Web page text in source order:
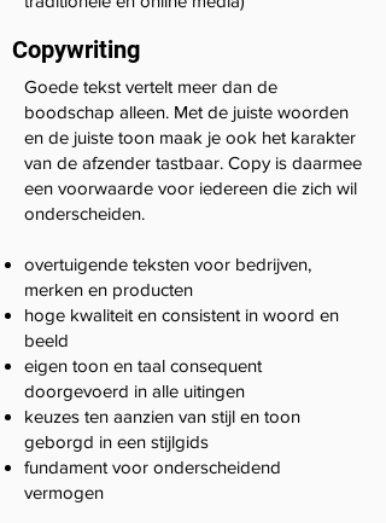
Copywriting
Goede tekst vertelt meer dan de
boodschap alleen. Met de juiste woorden
en de juiste toon maak je ook het karakter
van de afzender tastbaar. Copy is daarmee
een voorwaarde voor iedereen die zich wil
onderscheiden.
overtuigende teksten voor bedrijven,
merken en producten
hoge kwaliteit en consistent in woord en
beeld
eigen toon en taal consequent
doorgevoerd in alle uitingen
keuzes ten aanzien van stijl en toon
geborgd in een stijlgids
fundament voor onderscheidend
vermogen